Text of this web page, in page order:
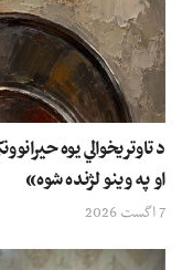
د تاوتریخوالي یوه
او په وینو لژنده شوه»
7 اگست 2026